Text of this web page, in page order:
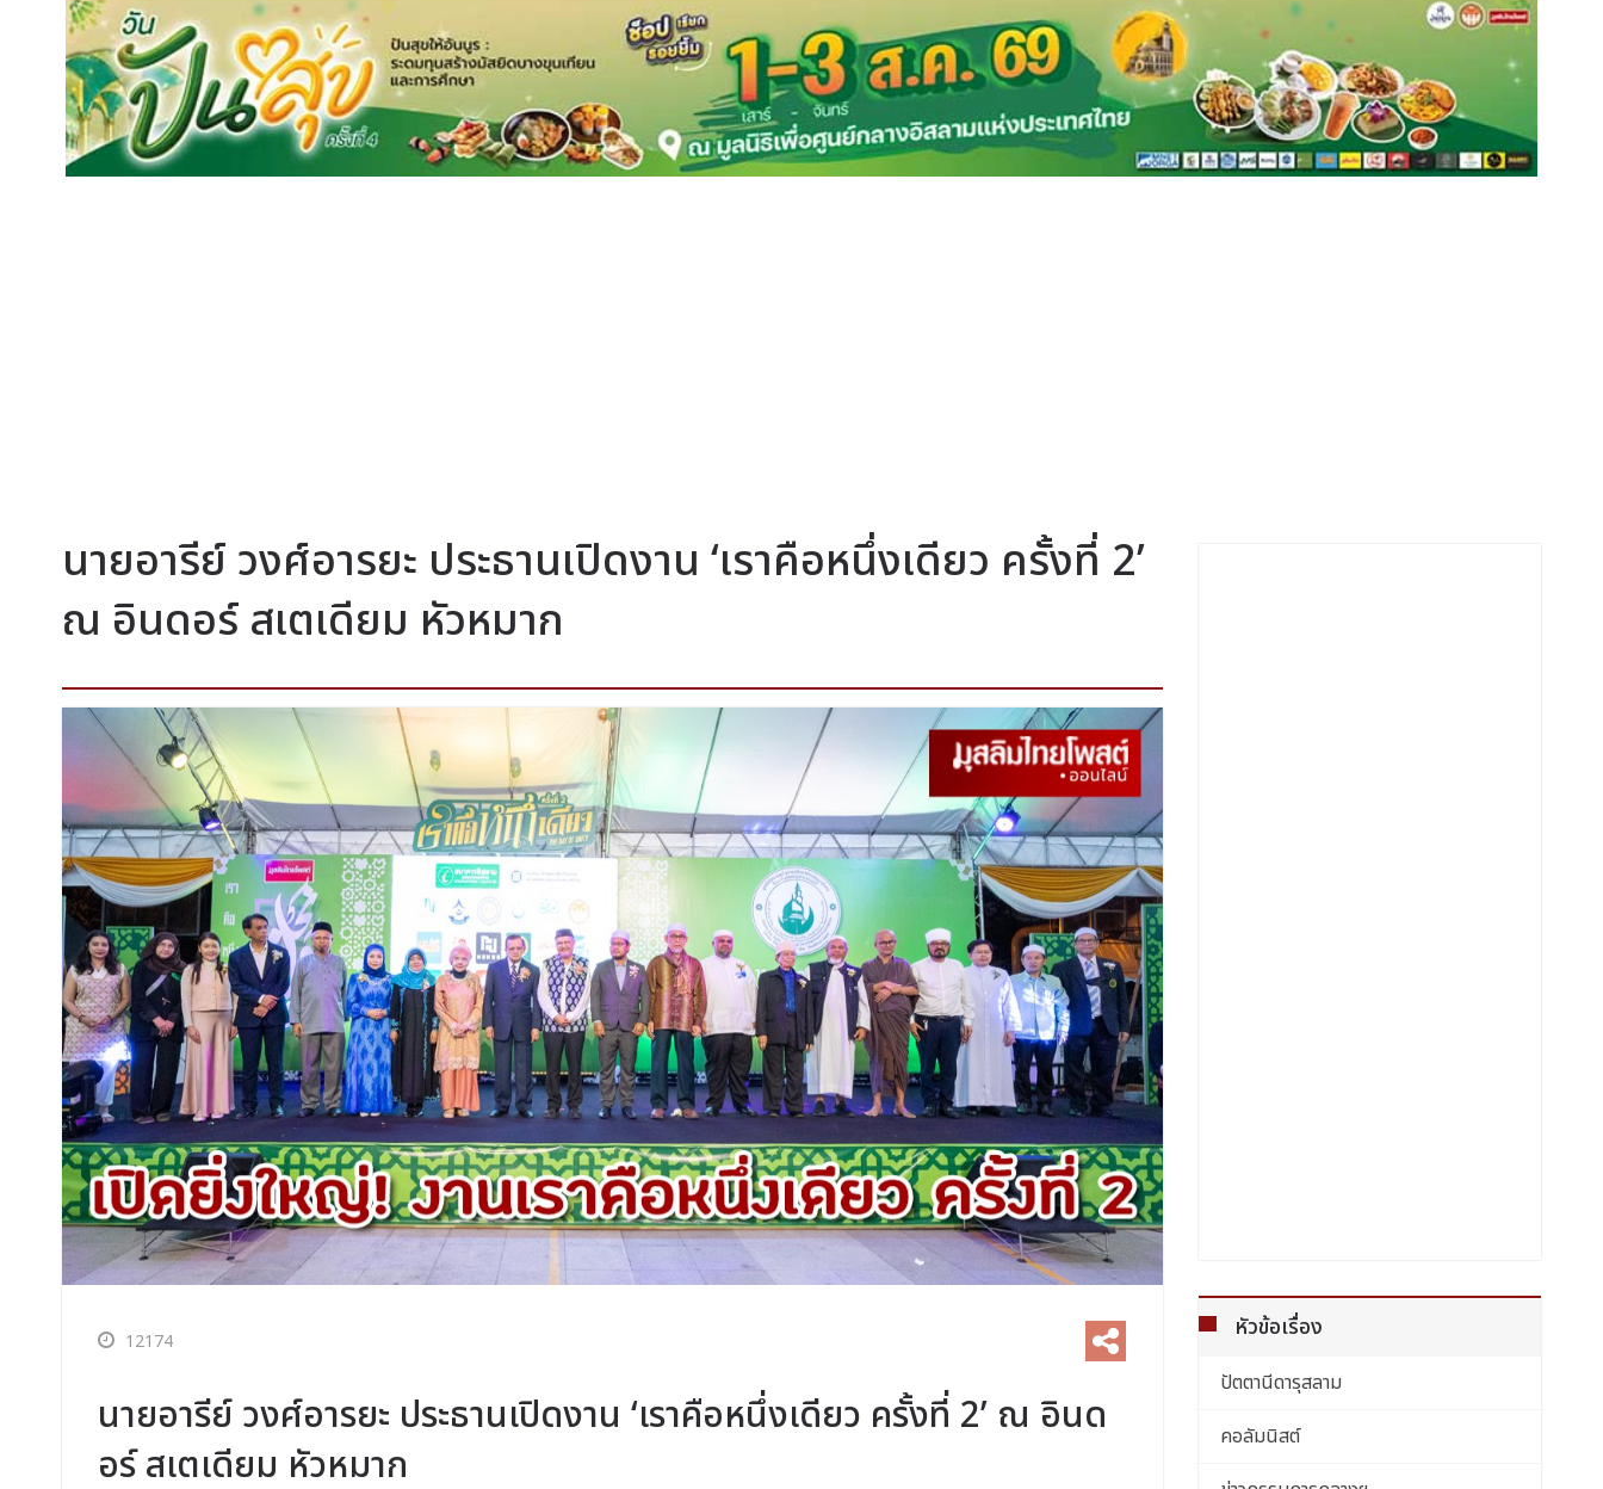
นายอารีย์ วงศ์อารยะ ประธานเปิดงาน ‘เราคือหนึ่งเดียว ครั้งที่ 2’
ณ อินดอร์ สเตเดียม หัวหมาก
12174
นายอารีย์ วงศ์อารยะ ประธานเปิดงาน ‘เราคือหนึ่งเดียว ครั้งที่ 2’ ณ อินด
อร์ สเตเดียม หัวหมาก
หัวข้อเรื่อง
ปัตตานีดารุสลาม
คอลัมนิสต์